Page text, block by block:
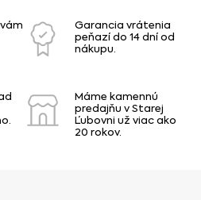
Garancia vrátenia
peňazí do 14 dní od
nákupu.
Máme kamennú
predajňu v Starej
Ľubovni už viac ako
20 rokov.